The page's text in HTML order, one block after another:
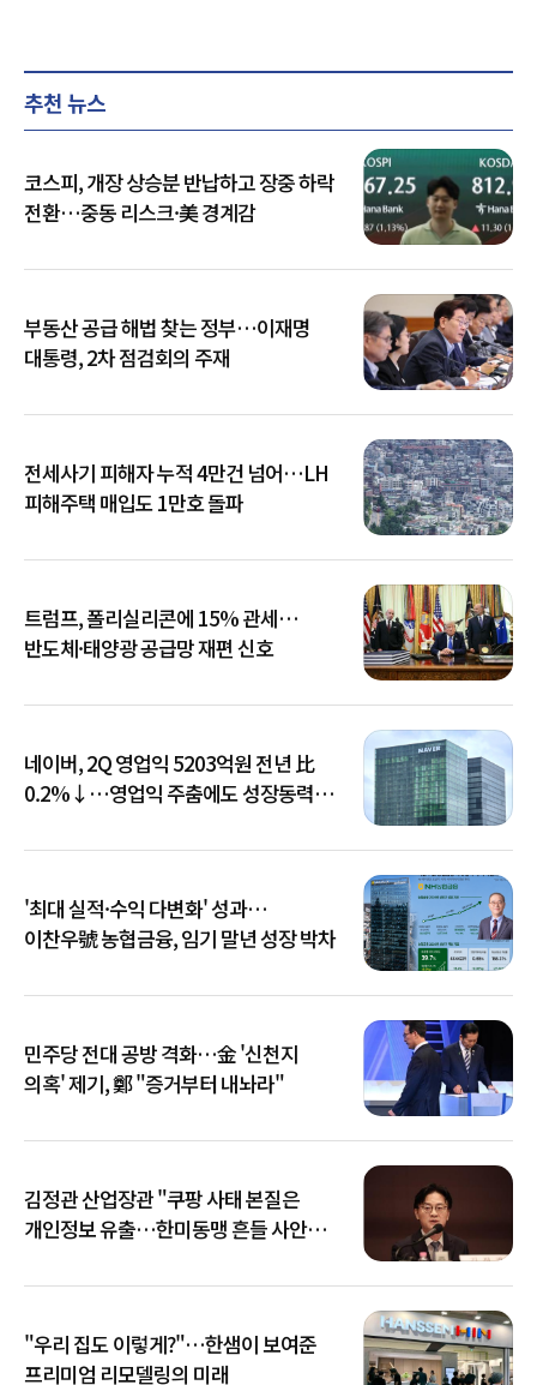
추천 뉴스
코스피, 개장 상승분 반납하고 장중 하락
전환…중동 리스크·美 경계감
부동산 공급 해법 찾는 정부…이재명
대통령, 2차 점검회의 주재
전세사기 피해자 누적 4만건 넘어…LH
피해주택 매입도 1만호 돌파
트럼프, 폴리실리콘에 15% 관세…
반도체·태양광 공급망 재편 신호
네이버, 2Q 영업익 5203억원 전년 比
0.2%↓…영업익 주춤에도 성장동력
'최대 실적·수익 다변화' 성과…
이찬우號 농협금융, 임기 말년 성장 박차
민주당 전대 공방 격화…金 '신천지
의혹' 제기, 鄭 "증거부터 내놔라"
김정관 산업장관 "쿠팡 사태 본질은
개인정보 유출…한미동맹 흔들 사안
"우리 집도 이렇게?"…한샘이 보여준
프리미엄 리모델링의 미래